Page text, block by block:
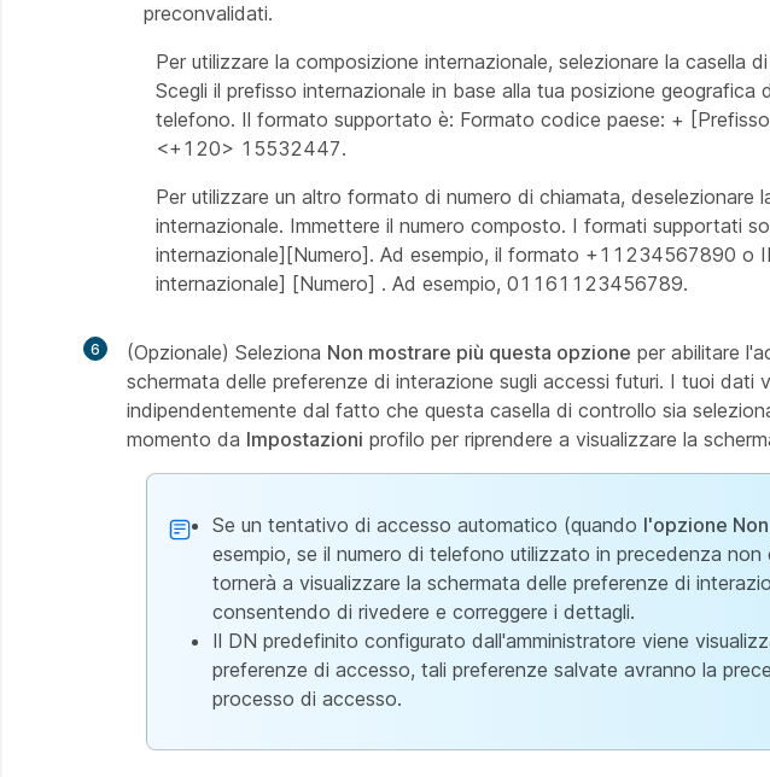
preconvalidati.
Per utilizzare la composizione internazionale, selezionare la casella di
Scegli il prefisso internazionale in base alla tua posizione geografica
telefono. Il formato supportato è: Formato codice paese: +
<+120> 15532447.
Per utilizzare un altro formato di numero di chiamata, deselezionare
internazionale. Immettere il numero composto. I formati supportati
internazionale][Numero]. Ad esempio, il formato +11234567890 o
internazionale] [Numero] . Ad esempio, 01161123456789.
6 (Opzionale) Seleziona Non mostrare più questa opzione per abilitare
schermata delle preferenze di interazione sugli accessi futuri. I tuoi
indipendentemente dal fatto che questa casella di controllo sia
momento da Impostazioni profilo per riprendere a visualizzare la
Se un tentativo di accesso automatico (quando l'opzione
esempio, se il numero di telefono utilizzato in precedenza
tornerà a visualizzare la schermata delle preferenze di
consentendo di rivedere e correggere i dettagli.
Il DN predefinito configurato dall'amministratore viene
preferenze di accesso, tali preferenze salvate avranno la
processo di accesso.